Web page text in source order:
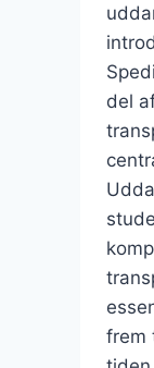
del
frem